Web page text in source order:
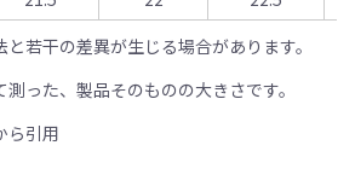
若干の差異が生じる場合があります。
った、製品そのものの大きさです。
ら引用